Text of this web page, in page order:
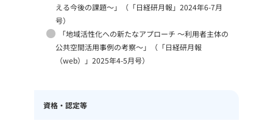
える今後の課題～」（「日経研月報」2024年6-7月
号）
「地域活性化への新たなアプローチ ～利用者主体の
公共空間活用事例の考察～」（「日経研月報
（web）」2025年4-5月号）
資格・認定等